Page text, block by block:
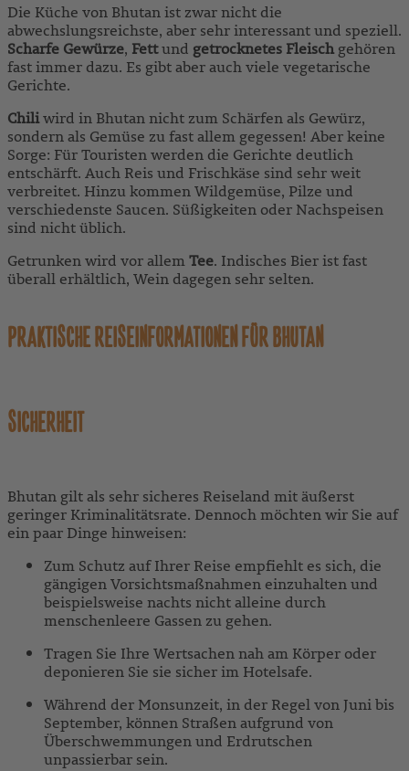
Die Küche von Bhutan ist zwar nicht die
abwechslungsreichste, aber sehr interessant und speziell.
Scharfe Gewürze, Fettund getrocknetes Fleisch gehören
fast immer dazu. Es gibt aber auch viele vegetarische
Gerichte.
Chiliwird in Bhutan nicht zum Schärfen als Gewürz,
sondern als Gemüse zu fast allem gegessen! Aber keine
Sorge: Für Touristen werden die Gerichte deutlich
entschärft. Auch Reis und Frischkäse sind sehr weit
verbreitet. Hinzu kommen Wildgemüse, Pilze und
verschiedenste Saucen. Süßigkeiten oder Nachspeisen
sind nicht üblich.
Getrunken wird vor allemTee. Indisches Bier ist fast
überall erhältlich, Wein dagegen sehr selten.
PRAKTISCHE REISEINFORMATIONEN FÜR BHUTAN
SICHERHEIT
Bhutan gilt als sehr sicheres Reiseland mit äußerst
geringer Kriminalitätsrate. Dennoch möchten wir Sie auf
ein paar Dinge hinweisen:
Zum Schutz auf Ihrer Reise empfiehlt es sich, die
gängigen Vorsichtsmaßnahmen einzuhalten und
beispielsweise nachts nicht alleine durch
menschenleere Gassen zu gehen.
Tragen Sie Ihre Wertsachen nah am Körper oder
deponieren Sie sie sicher im Hotelsafe.
Während der Monsunzeit, in der Regel von Juni bis
September, können Straßen aufgrund von
Überschwemmungen und Erdrutschen
unpassierbar sein.